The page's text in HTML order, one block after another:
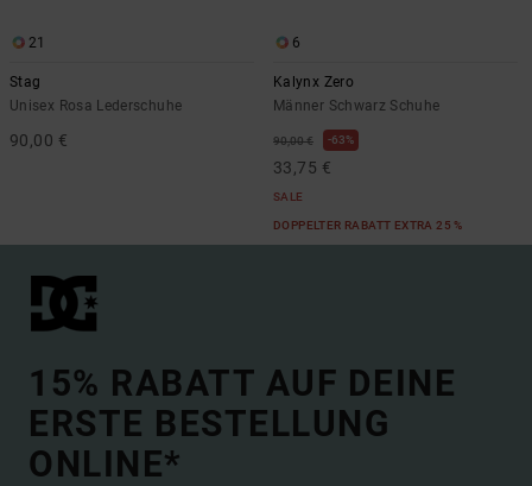
21
Stag
Unisex Rosa Lederschuhe
90,00 €
6
Kalynx Zero
Männer Schwarz Schuhe
90,00 € 63%
33,75 €
SALE
DOPPELTER RABATT EXTRA 25 %
15% RABATT AUF DEINE
ERSTE BESTELLUNG
ONLINE*